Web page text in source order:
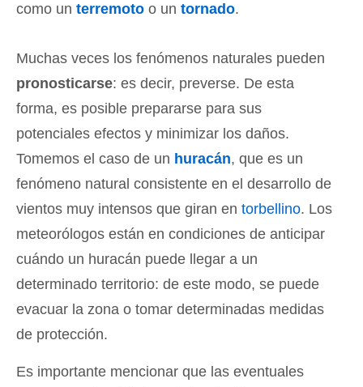
como un terremoto o un tornado.
Muchas veces los fenómenos naturales pueden
pronosticarse: es decir, preverse. De esta
forma, es posible prepararse para sus
potenciales efectos y minimizar los daños.
Tomemos el caso de un huracán, que es un
fenómeno natural consistente en el desarrollo de
vientos muy intensos que giran en torbellino. Los
meteorólogos están en condiciones de anticipar
cuándo un huracán puede llegar a un
determinado territorio: de este modo, se puede
evacuar la zona o tomar determinadas medidas
de protección.
Es importante mencionar que las eventuales